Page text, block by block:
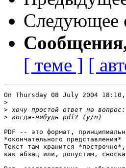
Следующее
[ теме ] [
On Thursday 08 July 2004
>
>
>
PDF -- это формат,
*окончательного
Текст там хранится
как абзац или, допустим,